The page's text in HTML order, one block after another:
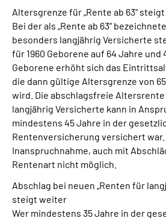
Altersgrenze für „Rente ab 63“ steigt
Bei der als „Rente ab 63“
besonders langjährig Versicherte
für 1960 Geborene auf 64 Jahre und
Geborene erhöht sich das
die dann gültige Altersgrenze von
wird. Die abschlagsfreie
langjährig Versicherte kann in
mindestens 45 Jahre in der
Rentenversicherung versichert
Inanspruchnahme, auch mit
Rentenart nicht möglich.
Abschlag bei neuen „Renten für
steigt weiter
Wer mindestens 35 Jahre in der